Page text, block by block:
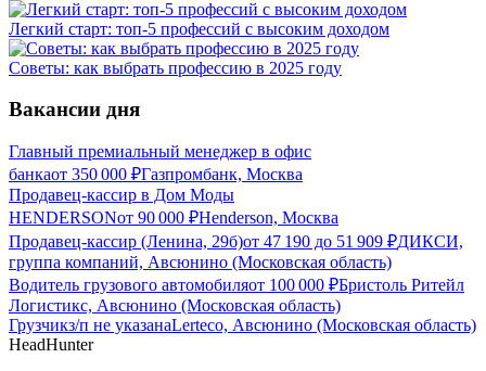
Легкий старт: топ-5 профессий с высоким доходом
Советы: как выбрать профессию в 2025 году
Вакансии дня
Главный премиальный менеджер в офис
банкаот 350 000 ₽Газпромбанк, Москва
Продавец-кассир в Дом Моды
HENDERSONот 90 000 ₽Henderson, Москва
Продавец-кассир (Ленина, 29б)от 47 190 до 51 909 ₽ДИКСИ,
группа компаний, Авсюнино (Московская область)
Водитель грузового автомобиляот 100 000 ₽Бристоль Ритейл
Логистикс, Авсюнино (Московская область)
Грузчикз/п не указанаLerteco, Авсюнино (Московская область)
HeadHunter